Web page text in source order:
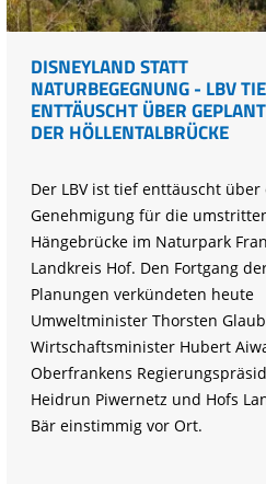
DISNEYLAND STATT
NATURBEGEGNUNG - LBV
ENTTÄUSCHT ÜBER
DER HÖLLENTALBRÜCKE
Der LBV ist tief enttäuscht über
Genehmigung für die
Hängebrücke im Naturpark
Landkreis Hof. Den Fortgang
Planungen verkündeten heute
Umweltminister Thorsten
Wirtschaftsminister Hubert
Oberfrankens
Heidrun Piwernetz und Hofs
Bär einstimmig vor Ort.